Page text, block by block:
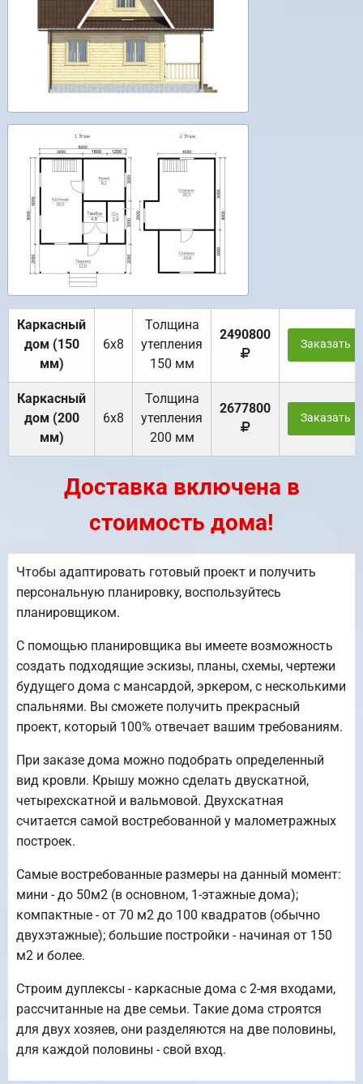
Каркасный
дом (150
мм)
6х8
Толщина
утепления
150 мм
2490800
Заказать
Каркасный
дом (200
мм)
6х8
Толщина
утепления
200 мм
2677800
Заказать
Доставка включена в
стоимость дома!
Чтобы адаптировать готовый проект и получить
персональную планировку, воспользуйтесь
планировщиком.
С помощью планировщика вы имеете возможность
создать подходящие эскизы, планы, схемы, чертежи
будущего дома с мансардой, эркером, с несколькими
спальнями. Вы сможете получить прекрасный
проект, который 100% отвечает вашим требованиям.
При заказе дома можно подобрать определенный
вид кровли. Крышу можно сделать двускатной,
четырехскатной и вальмовой. Двухскатная
считается самой востребованной у малометражных
построек.
Самые востребованные размеры на данный момент:
мини - до 50м2 (в основном, 1-этажные дома);
компактные - от 70 м2 до 100 квадратов (обычно
двухэтажные); большие постройки - начиная от 150
м2 и более.
Строим дуплексы - каркасные дома с 2-мя входами,
рассчитанные на две семьи. Такие дома строятся
для двух хозяев, они разделяются на две половины,
для каждой половины - свой вход.